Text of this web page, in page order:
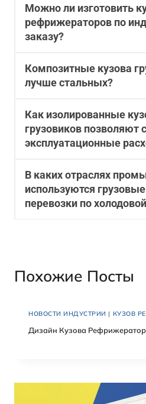
Можно ли изготовить
рефрижераторов по
заказу?
Композитные кузова
лучше стальных?
Как изолированные
грузовиков позволяют
эксплуатационные
В каких отраслях
используются
перевозки по
Похожие Посты
НОВОСТИ ИНДУСТРИИ | КУЗОВ
Дизайн Кузова